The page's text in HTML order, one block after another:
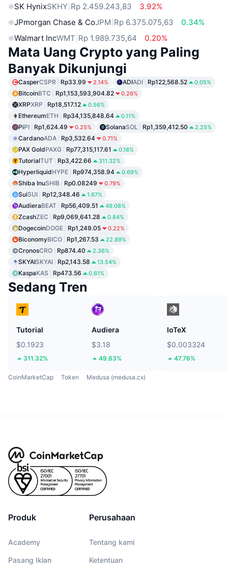
SK HynixSKHY Rp 2.459.243,83
3.92%
JPmorgan Chase & CoJPM Rp 6.375.075,63
0.34%
Walmart IncWMT Rp 1.989.735,64 0.20%
Mata Uang Crypto yang Paling
Banyak Dikunjungi
CasperCSPR Rp33.99 2.14% ADIADI Rp122,568.52 0.05%
BitcoinBTC Rp1,153,593,904.82 0.26%
XRPXRP Rp18,517.12 0.56%
EthereumETH Rp34,135,848.64 0.11%
PiPI Rp1,624.49 0.25% SolanaSOL Rp1,359,412.50 2.25%
CardanoADA Rp3,532.64 0.71%
PAX GoldPAXG Rp77,315,117.61 0.18%
TutorialTUT Rp3,422.66 311.32%
HyperliquidHYPE Rp974,358.94 0.69%
Shiba InuSHIB Rp0.08249 0.79%
SuiSUI Rp12,348.46 1.67%
AudieraBEAT Rp56,409.51 49.08%
ZcashZEC Rp9,069,641.28 0.84%
DogecoinDOGE Rp1,249.05 0.22%
BiconomyBICO Rp1,267.53 22.89%
CronosCRO Rp874.40 2.36%
SKYAISKYAI Rp2,143.58 13.54%
KaspaKAS Rp473.56 0.61%
Sedang Tren
Tutorial
$0.1923
311.32%
Audiera
$3.18
49.63%
IoTeX
$0.003324
47.76%
CoinMarketCap Token Medusa (medusa.cx)
Produk
Academy
Pasang Iklan
Perusahaan
Tentang kami
Ketentuan